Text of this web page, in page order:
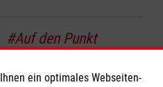
#Auf den Punkt
ein optimales Webseiten-